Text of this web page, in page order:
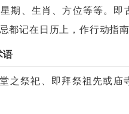
期、生肖、方位等等。即
都记在日历上，作行动指南
语
之祭祀、即拜祭祖先或庙